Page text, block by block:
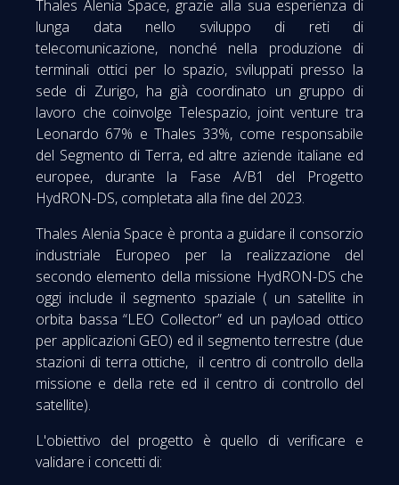
Thales Alenia Space, grazie alla sua esperienza di
lunga data nello sviluppo di reti di
telecomunicazione, nonché nella produzione di
terminali ottici per lo spazio, sviluppati presso la
sede di Zurigo, ha già coordinato un gruppo di
lavoro che coinvolge Telespazio, joint venture tra
Leonardo 67% e Thales 33%, come responsabile
del Segmento di Terra, ed altre aziende italiane ed
europee, durante la Fase A/B1 del Progetto
HydRON-DS, completata alla fine del 2023.
Thales Alenia Space è pronta a guidare il consorzio
industriale Europeo per la realizzazione del
secondo elemento della missione HydRON-DS che
oggi include il segmento spaziale ( un satellite in
orbita bassa “LEO Collector” ed un payload ottico
per applicazioni GEO) ed il segmento terrestre (due
stazioni di terra ottiche, il centro di controllo della
missione e della rete ed il centro di controllo del
satellite).
L'obiettivo del progetto è quello di verificare e
validare i concetti di: